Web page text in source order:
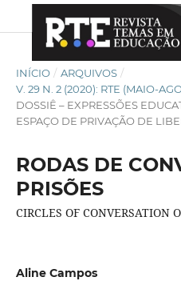
INÍCIO / ARQUIVOS /
V. 29 N. 2 (2020): RTE (MAIO-
DOSSIÊ – EXPRESSÕES
ESPAÇO DE PRIVAÇÃO DE
RODAS DE
PRISÕES
CIRCLES OF CONVERSATION
Aline Campos